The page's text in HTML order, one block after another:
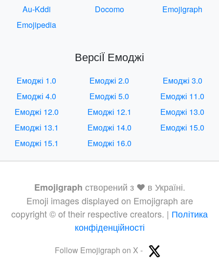
Au-Kddi
Docomo
Emojigraph
Emojipedia
ВерсіЇ Емоджі
Емоджі 1.0 Емоджі 2.0
Емоджі 3.0
Емоджі 4.0
Емоджі 5.0
Емоджі 11.0
Емоджі 12.0
Емоджі 12.1
Емоджі 13.0
Емоджі 13.1
Емоджі 14.0
Емоджі 15.0
Емоджі 15.1
Емоджі 16.0
Emojigraph створений з ❤️ в Україні.
Emoji images displayed on Emojigraph are
copyright © of their respective creators. | Політика
конфіденційності
Follow Emojigraph on X -